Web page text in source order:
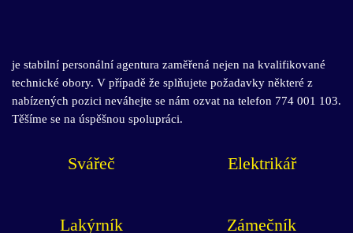
je stabilní personální agentura zaměřená nejen na kvalifikované
technické obory. V případě že splňujete požadavky některé z
nabízených pozici neváhejte se nám ozvat na telefon 774 001 103.
Těšíme se na úspěšnou spolupráci.
Svářeč Elektrikář
Lakýrník Zámečník